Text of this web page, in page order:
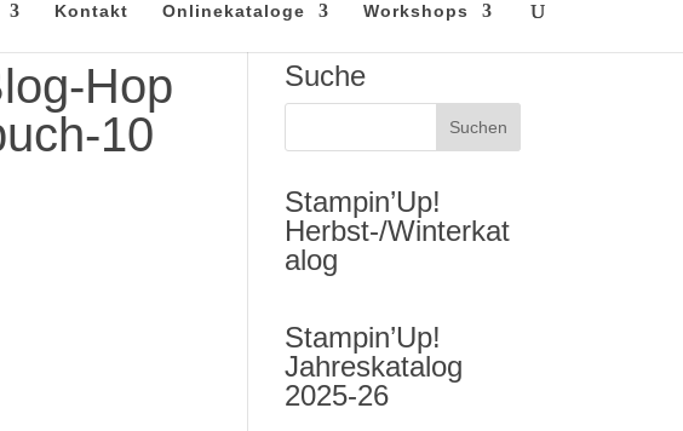
Kontakt Onlinekataloge Workshops
Hop
10
Suche
Stampin’Up!
Herbst-/Winterkat
alog
Stampin’Up!
Jahreskatalog
2025-26